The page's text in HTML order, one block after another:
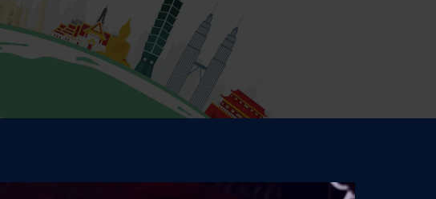
Afrique de l’Ouest
Afrique de l’Est
Asie centrale
Sous-continent
indien
Asie du Sud-Est